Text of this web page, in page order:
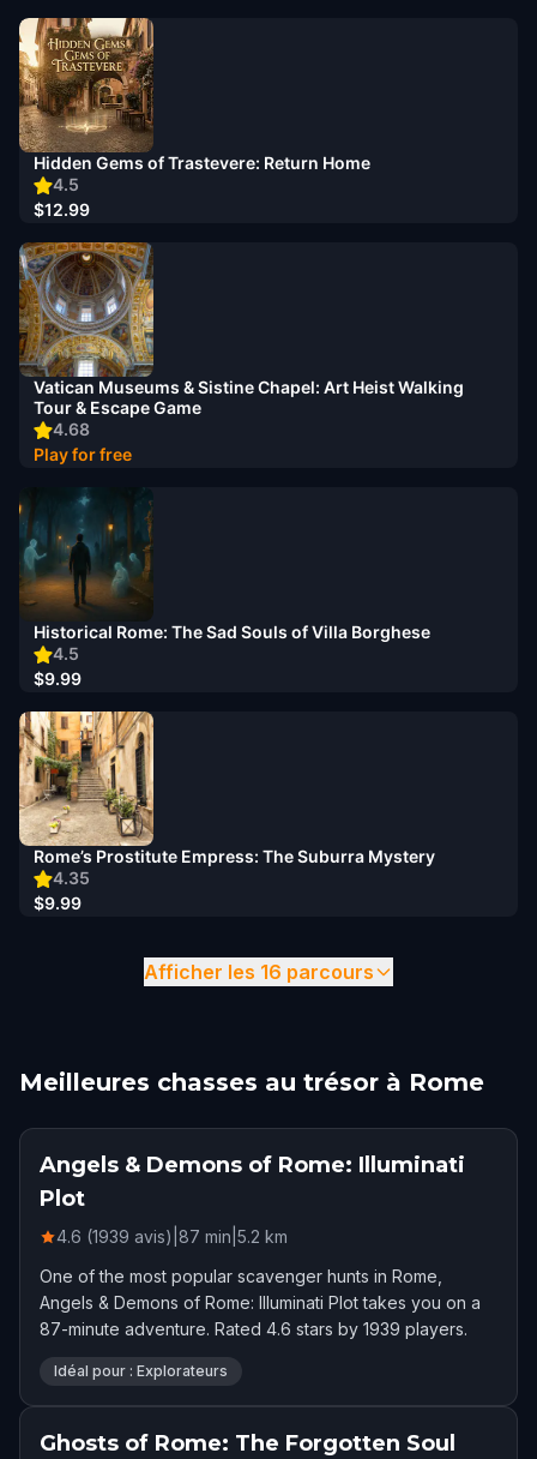
4.5
Hidden Gems of Trastevere: Return Home
$12.99
4.68
Vatican Museums & Sistine Chapel: Art Heist Walking
Tour & Escape Game
Play for free
4.5
Historical Rome: The Sad Souls of Villa Borghese
$9.99
4.35
Rome’s Prostitute Empress: The Suburra Mystery
$9.99
Afficher les 16 parcours
Meilleures chasses au trésor à Rome
Angels & Demons of Rome: Illuminati
Plot
4.6 (1939 avis) 87 min 5.2 km
One of the most popular scavenger hunts in Rome,
Angels & Demons of Rome: Illuminati Plot takes you on a
87-minute adventure. Rated 4.6 stars by 1939 players.
Idéal pour : Explorateurs
Ghosts of Rome: The Forgotten Soul